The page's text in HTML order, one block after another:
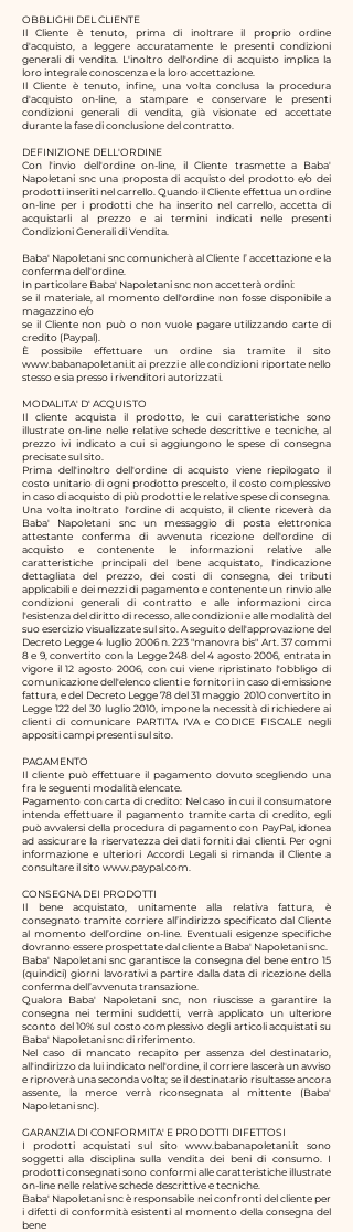
OBBLIGHI DEL CLIENTE
Il Cliente è tenuto, prima di inoltrare il proprio ordine
d'acquisto, a leggere accuratamente le presenti condizioni
generali di vendita. L'inoltro dell'ordine di acquisto implica la
loro integrale conoscenza e la loro accettazione.
Il Cliente è tenuto, infine, una volta conclusa la procedura
d'acquisto on-line, a stampare e conservare le presenti
condizioni generali di vendita, già visionate ed accettate
durante la fase di conclusione del contratto.
DEFINIZIONE DELL'ORDINE
Con l'invio dell'ordine on-line, il Cliente trasmette a Baba'
Napoletani sncuna proposta di acquisto del prodotto e/o dei
prodotti inseriti nel carrello. Quando il Cliente effettua un ordine
on-line per i prodotti che ha inserito nel carrello, accetta di
acquistarli al prezzo e ai termini indicati nelle presenti
Condizioni Generali di Vendita.
Baba' Napoletani snccomunicherà al Cliente l’ accettazione e la
conferma dell'ordine.
In particolare Baba' Napoletani sncnon accetterà ordini:
se il materiale, al momento dell'ordine non fosse disponibile a
magazzino e/o
se il Cliente non può o non vuole pagare utilizzando carte di
credito (Paypal).
È possibile effettuare un ordine sia tramite il sito
www.babanapoletani.it ai prezzi e alle condizioni riportate nello
stesso e sia presso i rivenditori autorizzati.
MODALITA' D' ACQUISTO
Il cliente acquista il prodotto, le cui caratteristiche sono
illustrate on-line nelle relative schede descrittive e tecniche, al
prezzo ivi indicato a cui si aggiungono le spese di consegna
precisate sul sito.
Prima dell'inoltro dell'ordine di acquisto viene riepilogato il
costo unitario di ogni prodotto prescelto, il costo complessivo
in caso di acquisto di più prodotti e le relative spese di consegna.
Una volta inoltrato l'ordine di acquisto, il cliente riceverà da
Baba' Napoletani sncun messaggio di posta elettronica
attestante conferma di avvenuta ricezione dell'ordine di
acquisto e contenente le informazioni relative alle
caratteristiche principali del bene acquistato, l'indicazione
dettagliata del prezzo, dei costi di consegna, dei tributi
applicabili e dei mezzi di pagamento e contenente un rinvio alle
condizioni generali di contratto e alle informazioni circa
l'esistenza del diritto di recesso, alle condizioni e alle modalità del
suo esercizio visualizzate sul sito. A seguito dell'approvazione del
Decreto Legge 4 luglio 2006 n. 223 "manovra bis" Art. 37 commi
8 e 9, convertito con la Legge 248 del 4 agosto 2006, entrata in
vigore il 12 agosto 2006, con cui viene ripristinato l'obbligo di
comunicazione dell'elenco clienti e fornitori in caso di emissione
fattura, e del Decreto Legge 78 del 31 maggio 2010 convertito in
Legge 122 del 30 luglio 2010, impone la necessità di richiedere ai
clienti di comunicare PARTITA IVA e CODICE FISCALE negli
appositi campi presenti sul sito.
PAGAMENTO
Il cliente può effettuare il pagamento dovuto scegliendo una
fra le seguenti modalità elencate.
Pagamento con carta di credito: Nel caso in cui il consumatore
intenda effettuare il pagamento tramite carta di credito, egli
può avvalersi della procedura di pagamento con PayPal, idonea
ad assicurare la riservatezza dei dati forniti dai clienti. Per ogni
informazione e ulteriori Accordi Legali si rimanda il Cliente a
consultare il sitowww.paypal.com
CONSEGNA DEI PRODOTTI
Il bene acquistato, unitamente alla relativa fattura, è
consegnato tramite corriere all’indirizzo specificato dal Cliente
al momento dell’ordine on-line. Eventuali esigenze specifiche
dovranno essere prospettate dal cliente a Baba' Napoletani snc.
Baba' Napoletani sncgarantisce la consegna del bene entro 15
(quindici) giorni lavorativi a partire dalla data di ricezione della
conferma dell’avvenuta transazione.
Qualora
Baba' Napoletani snc, non riuscisse a garantire la
consegna nei termini suddetti, verrà applicato un ulteriore
sconto del 10% sul costo complessivo degli articoli acquistati su
Baba' Napoletani sncdi riferimento.
Nel caso di mancato recapito per assenza del destinatario,
all'indirizzo da lui indicato nell'ordine, il corriere lascerà un avviso
e riproverà una seconda volta; se il destinatario risultasse ancora
assente, la merce verrà riconsegnata al mittente (Baba'
Napoletani snc).
GARANZIA DI CONFORMITA' E PRODOTTI DIFETTOSI
I prodotti acquistati sul sito www.babanapoletani.it sono
soggetti alla disciplina sulla vendita dei beni di consumo. I
prodotti consegnati sono conformi alle caratteristiche illustrate
on-line nelle relative schede descrittive e tecniche.
Baba' Napoletani sncè responsabile nei confronti del cliente per
i difetti di conformità esistenti al momento della consegna del
bene